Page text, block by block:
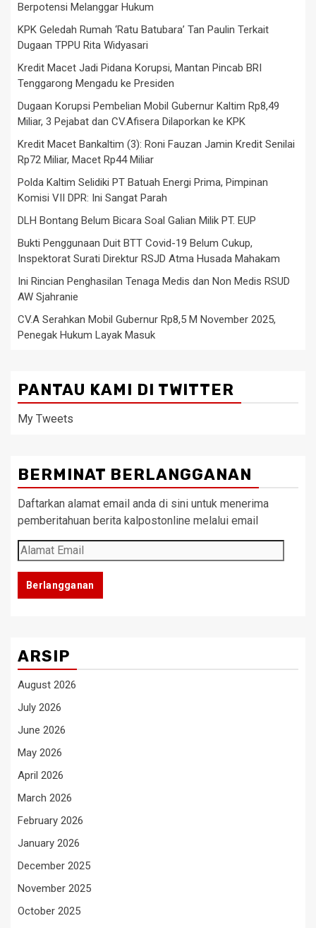
Berpotensi Melanggar Hukum
KPK Geledah Rumah ‘Ratu Batubara’ Tan Paulin Terkait
Dugaan TPPU Rita Widyasari
Kredit Macet Jadi Pidana Korupsi, Mantan Pincab BRI
Tenggarong Mengadu ke Presiden
Dugaan Korupsi Pembelian Mobil Gubernur Kaltim Rp8,49
Miliar, 3 Pejabat dan CV.Afisera Dilaporkan ke KPK
Kredit Macet Bankaltim (3): Roni Fauzan Jamin Kredit Senilai
Rp72 Miliar, Macet Rp44 Miliar
Polda Kaltim Selidiki PT Batuah Energi Prima, Pimpinan
Komisi VII DPR: Ini Sangat Parah
DLH Bontang Belum Bicara Soal Galian Milik PT. EUP
Bukti Penggunaan Duit BTT Covid-19 Belum Cukup,
Inspektorat Surati Direktur RSJD Atma Husada Mahakam
Ini Rincian Penghasilan Tenaga Medis dan Non Medis RSUD
AW Sjahranie
CV.A Serahkan Mobil Gubernur Rp8,5 M November 2025,
Penegak Hukum Layak Masuk
PANTAU KAMI DI TWITTER
My Tweets
BERMINAT BERLANGGANAN
Daftarkan alamat email anda di sini untuk menerima
pemberitahuan berita kalpostonline melalui email
Alamat
Email
Berlangganan
ARSIP
August 2026
July 2026
June 2026
May 2026
April 2026
March 2026
February 2026
January 2026
December 2025
November 2025
October 2025